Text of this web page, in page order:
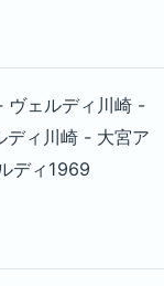
ヴェルディ川崎 -
ディ川崎 - 大宮ア
ディ1969